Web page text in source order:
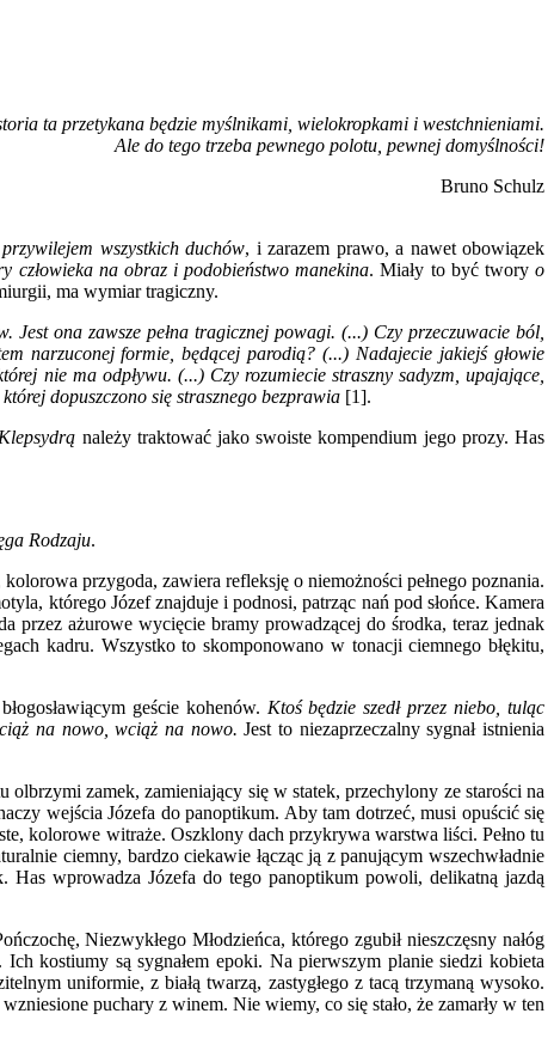
ta przetykana będzie myślnikami, wielokropkami i westchnieniami.
Ale do tego trzeba pewnego polotu, pewnej domyślności!
Bruno Schulz
przywilejem wszystkich duchów, i zarazem prawo, a nawet obowiązek
człowieka na obraz i podobieństwo manekina. Miały to być tworyo
ma wymiar tragiczny.
ona zawsze pełna tragicznej powagi. (...) Czy przeczuwacie ból,
narzuconej formie, będącej parodią? (...) Nadajecie jakiejś głowie
nie ma odpływu. (...) Czy rozumiecie straszny sadyzm, upajające,
dopuszczono się strasznego bezprawia [1].
należy traktować jako swoiste kompendium jego prozy. Has
Rodzaju.
przygoda, zawiera refleksję o niemożności pełnego poznania.
którego Józef znajduje i podnosi, patrząc nań pod słońce. Kamera
przez ażurowe wycięcie bramy prowadzącej do środka, teraz jednak
kadru. Wszystko to skomponowano w tonacji ciemnego błękitu,
geście kohenów. Ktoś będzie szedł przez niebo, tuląc
na nowo, wciąż na nowo.Jest to niezaprzeczalny sygnał istnienia
zamek, zamieniający się w statek, przechylony ze starości na
wejścia Józefa do panoptikum. Aby tam dotrzeć, musi opuścić się
kolorowe witraże. Oszklony dach przykrywa warstwa liści. Pełno tu
ciemny, bardzo ciekawie łącząc ją z panującym wszechwładnie
Has wprowadza Józefa do tego panoptikum powoli, delikatną jazdą
Niezwykłego Młodzieńca, którego zgubił nieszczęsny nałóg
kostiumy są sygnałem epoki. Na pierwszym planie siedzi kobieta
uniformie, z białą twarzą, zastygłego z tacą trzymaną wysoko.
puchary z winem. Nie wiemy, co się stało, że zamarły w ten